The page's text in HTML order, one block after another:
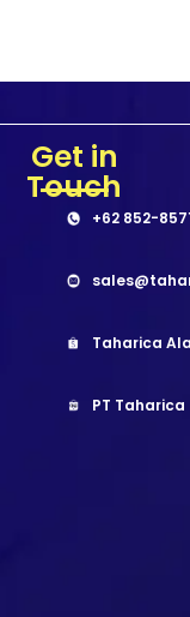
Get in
Touch
+62 852-
Taharica
PT Taharica